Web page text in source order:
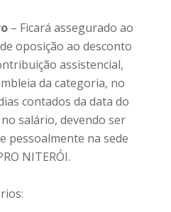
– Ficará assegurado ao
oposição ao desconto
assistencial,
da categoria, no
contados da data do
salário, devendo ser
pessoalmente na sede
NITERÓI.